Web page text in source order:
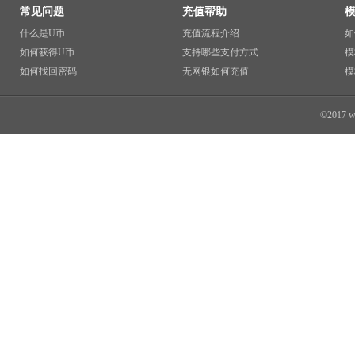
常见问题
什么是U币
如何获得U币
如何找回密码
充值帮助
充值流程介绍
支持哪些支付方式
无网银如何充值
©2017